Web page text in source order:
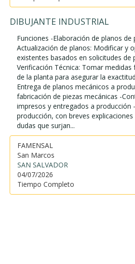
DIBUJANTE INDUSTRIAL
Funciones -Elaboración de planos de
Actualización de planos: Modificar y
existentes basados en solicitudes de
Verificación Técnica: Tomar medidas
de la planta para asegurar la
Entrega de planos mecánicos a
fabricación de piezas mecánicas -
impresos y entregados a producción
producción, con breves
dudas que surjan...
FAMENSAL
San Marcos
SAN SALVADOR
04/07/2026
Tiempo Completo